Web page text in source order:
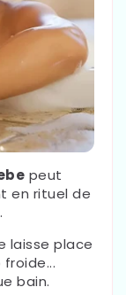
peut
en rituel de
.
laisse place
bain.